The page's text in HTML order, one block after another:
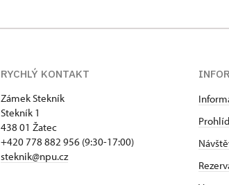
RYCHLÝ KONTAKT
Zámek Stekník
Stekník 1
438 01 Žatec
+420 778 882 956 (9:30-17:00)
steknik@npu.cz